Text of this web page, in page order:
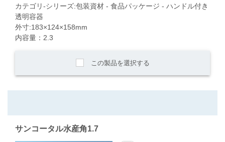
カテゴリ-シリーズ:包装資材 - 食品パッケージ - ハンドル付き
透明容器
外寸:183×124×158mm
内容量：2.3
この製品を選択する
サンコータル水産角1.7